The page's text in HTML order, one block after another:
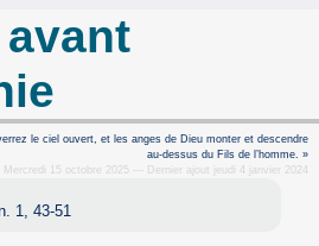
le ciel ouvert, et les anges de Dieu monter et descendre
au-dessus du Fils de l’homme. »
Mercredi 15 octobre 2025 — Dernier ajout jeudi 4 janvier 2024
1, 43-51